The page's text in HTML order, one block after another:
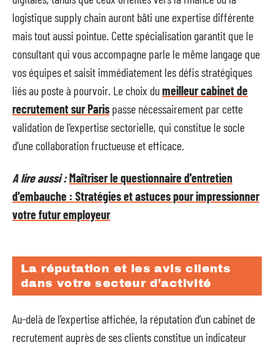
logistique supply chain auront bâti une expertise différente
mais tout aussi pointue. Cette spécialisation garantit que le
consultant qui vous accompagne parle le même langage que
vos équipes et saisit immédiatement les défis stratégiques
liés au poste à pourvoir. Le choix dumeilleur cabinet de
recrutement sur Paris passe nécessairement par cette
validation de l’expertise sectorielle, qui constitue le socle
d’une collaboration fructueuse et efficace.
A lire aussi :Maîtriser le questionnaire d'entretien
d'embauche : Stratégies et astuces pour impressionner
votre futur employeur
La réputation et les avis clients
dans votre secteur d’activité
Au-delà de l’expertise affichée, la réputation d’un cabinet de
recrutement auprès de ses clients constitue un indicateur